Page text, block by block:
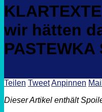
wir hätten
Teilen TweetAnpinnen Mail
Dieser Artikel enthält